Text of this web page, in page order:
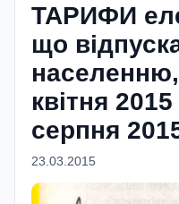
ТАРИФИ
що
квітня
серпня
23.03.2015